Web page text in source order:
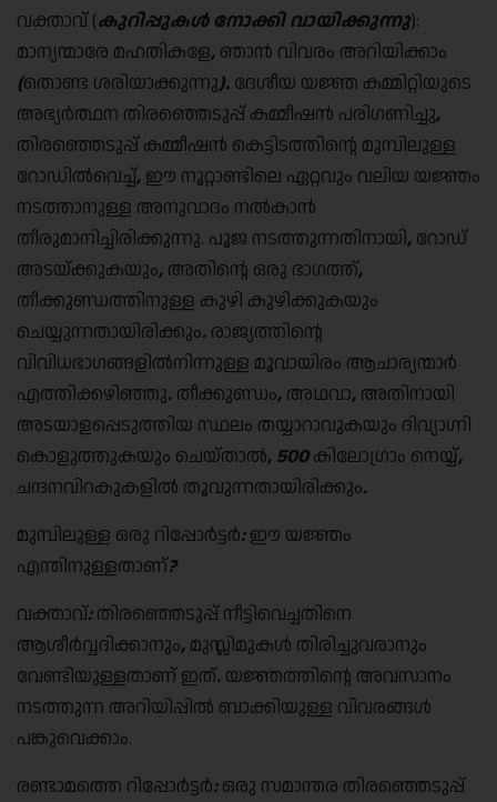
വക്താവ് (കുറിപ്പുകൾ നോക്കി വായിക്കുന്നു):
മാന്യന്മാരേ മഹതികളേ, ഞാൻ വിവരം അറിയിക്കാം
(തൊണ്ട ശരിയാക്കുന്നു). ദേശീയ യജ്ഞ കമ്മിറ്റിയുടെ
അഭ്യർത്ഥന തിരഞ്ഞെടുപ്പ് കമ്മീഷൻ പരിഗണിച്ചു,
തിരഞ്ഞെടുപ്പ് കമ്മീഷൻ കെട്ടിടത്തിന്റെ മുമ്പിലുള്ള
റോഡിൽ‌വെച്ച്, ഈ നൂറ്റാണ്ടിലെ ഏറ്റവും വലിയ യജ്ഞം
നടത്താനുള്ള അനുവാദം നൽകാൻ
തീരുമാനിച്ചിരിക്കുന്നു. പൂജ നടത്തുന്നതിനായി, റോഡ്
അടയ്ക്കുകയും, അതിന്റെ ഒരു ഭാഗത്ത്,
തീക്കുണ്ഡത്തിനുള്ള കുഴി കുഴിക്കുകയും
ചെയ്യുന്നതായിരിക്കും. രാജ്യത്തിന്റെ
വിവിധഭാഗങ്ങളിൽനിന്നുള്ള മൂവായിരം ആചാര്യന്മാർ
എത്തിക്കഴിഞ്ഞു. തീക്കുണ്ഡം, അഥവാ, അതിനായി
അടയാളപ്പെടുത്തിയ സ്ഥലം തയ്യാറാവുകയും ദിവ്യാഗ്നി
കൊളുത്തുകയും ചെയ്താൽ, 500കിലോഗ്രാം നെയ്യ്,
ചന്ദനവിറകുകളിൽ തൂവുന്നതായിരിക്കും.
മുമ്പിലുള്ള ഒരു റിപ്പോർട്ടർ:ഈ യജ്ഞം
എന്തിനുള്ളതാണ്?
വക്താവ്:തിരഞ്ഞെടുപ്പ് നീട്ടിവെച്ചതിനെ
ആശീർവ്വദിക്കാനും, മുസ്ലിമുകൾ തിരിച്ചുവരാനും
വേണ്ടിയുള്ളതാണ് ഇത്. യജ്ഞത്തിന്റെ അവസാനം
നടത്തുന്ന അറിയിപ്പിൽ ബാക്കിയുള്ള വിവരങ്ങൾ
പങ്കുവെക്കാം.
രണ്ടാമത്തെ റിപ്പോർട്ടർ:ഒരു സമാന്തര തിരഞ്ഞെടുപ്പ്